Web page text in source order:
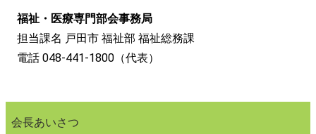
福祉・医療専門部会事務局
担当課名 戸田市 福祉部 福祉総務課
電話 048-441-1800（代表）
会長あいさつ